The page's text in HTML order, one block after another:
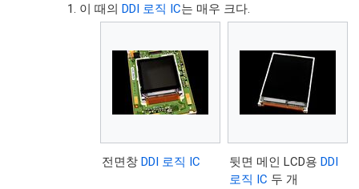
이 때의DDI 로직 IC는 매우 크다.
전면창DDI 로직 IC 뒷면 메인 LCD용DDI
로직 IC 두 개